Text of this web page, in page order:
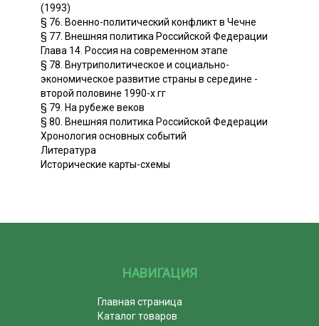
(1993)
§ 76. Военно-политический конфликт в Чечне
§ 77. Внешняя политика Российской Федерации
Глава 14. Россия на современном этапе
§ 78. Внутриполитическое и социально-
экономическое развитие страны в середине -
второй половине 1990-х гг
§ 79. На рубеже веков
§ 80. Внешняя политика Российской Федерации
Хронология основных событий
Литература
Исторические карты-схемы
НАВИГАЦИЯ
Главная страница
Каталог товаров